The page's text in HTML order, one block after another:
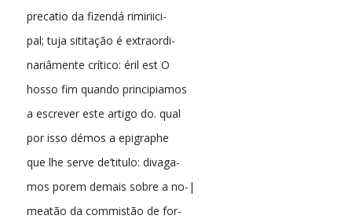
precatio da fizendá rimiriici-
pal; tuja sititação é extraordi-
nariâmente crítico: éril est O
hosso fim quando principiamos
a escrever este artigo do. qual
por isso démos a epigraphe
que lhe serve de’titulo: divaga-
mos porem demais sobre a no-|
meatão da commistão de for-